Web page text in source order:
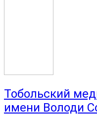
Тобольский
имени Володи